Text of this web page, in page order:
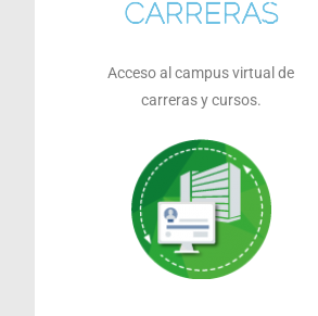
CARRERAS
Acceso al campus virtual de
carreras y cursos.